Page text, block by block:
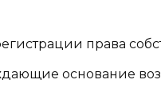
права
основание